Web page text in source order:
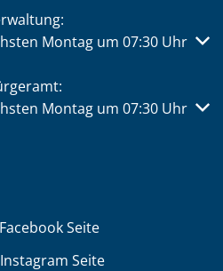
oder Schließzeiten
Montag um 07:30 Uhr
oder Schließzeiten
Montag um 07:30 Uhr
Seite
Seite